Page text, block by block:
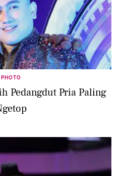
PHOTO
Pedangdut Pria Paling